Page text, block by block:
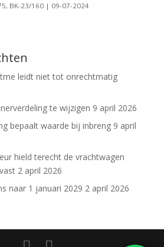
BK-23/160 | 09-07-2024
leidt niet tot onrechtmatig
te wijzigen 9 april 2026
bepaalt waarde bij inbreng 9 april
hield terecht de vrachtwagen
2 april 2026
naar 1 januari 2029 2 april 2026